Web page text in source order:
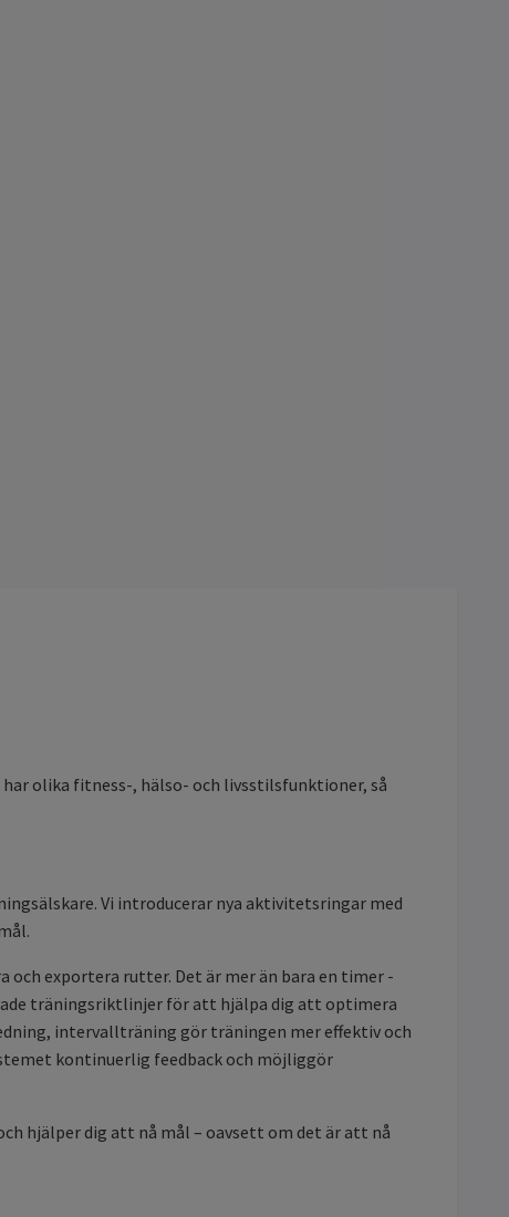
har olika fitness-, hälso- och livsstilsfunktioner, så
Vi introducerar nya aktivitetsringar med
exportera rutter. Det är mer än bara en timer -
träningsriktlinjer för att hjälpa dig att optimera
intervallträning gör träningen mer effektiv och
kontinuerlig feedback och möjliggör
hjälper dig att nå mål – oavsett om det är att nå